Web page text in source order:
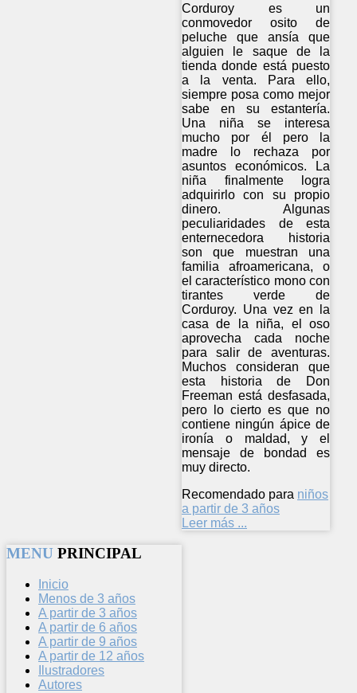
Corduroy es un
conmovedor osito de
peluche que ansía que
alguien le saque de la
tienda donde está puesto
a la venta. Para ello,
siempre posa como mejor
sabe en su estantería.
Una niña se interesa
mucho por él pero la
madre lo rechaza por
asuntos económicos. La
niña finalmente logra
adquirirlo con su propio
dinero. Algunas
peculiaridades de esta
enternecedora historia
son que muestran una
familia afroamericana, o
el característico mono con
tirantes verde de
Corduroy. Una vez en la
casa de la niña, el oso
aprovecha cada noche
para salir de aventuras.
Muchos consideran que
esta historia de Don
Freeman está desfasada,
pero lo cierto es que no
contiene ningún ápice de
ironía o maldad, y el
mensaje de bondad es
muy directo.
Recomendado para niños
a partir de 3 años
Leer más ...
MENU PRINCIPAL
Inicio
Menos de 3 años
A partir de 3 años
A partir de 6 años
A partir de 9 años
A partir de 12 años
Ilustradores
Autores